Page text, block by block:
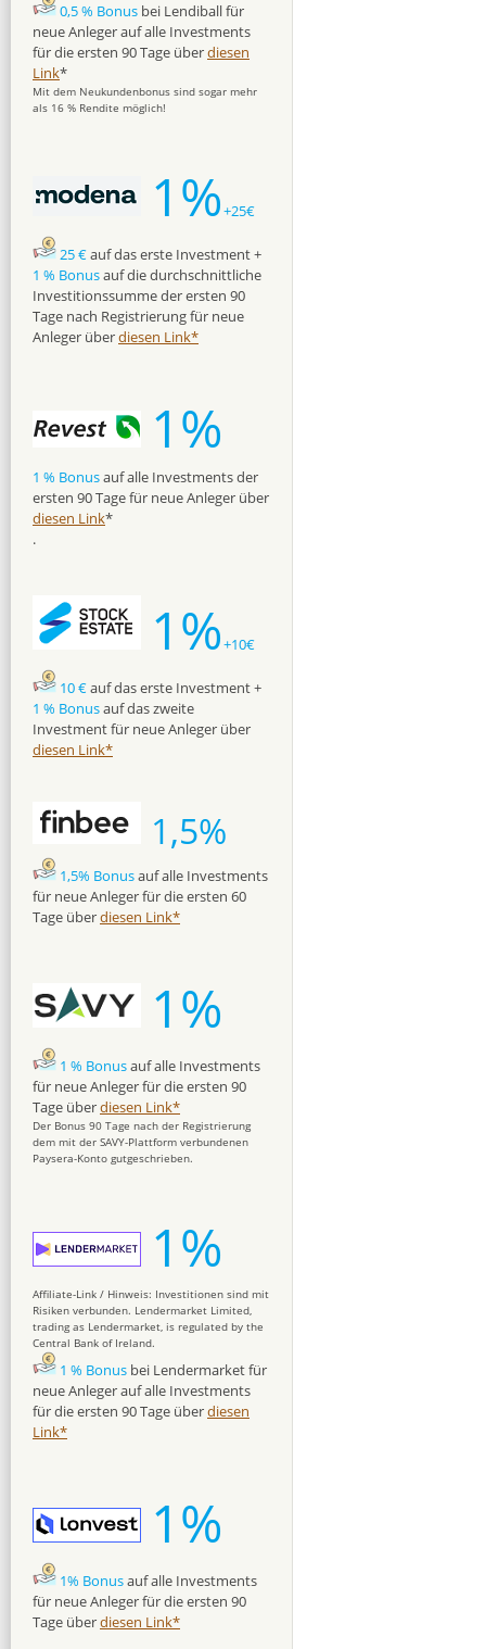
0,5 % Bonus bei Lendiball für
neue Anleger auf alle Investments
für die ersten 90 Tage überdiesen
Link*
Mit dem Neukundenbonus sind sogar mehr
als 16 % Rendite möglich!
1%+25€
25 €auf das erste Investment +
1 % Bonusauf die durchschnittliche
Investitionssumme der ersten 90
Tage nach Registrierung für neue
Anleger überdiesen Link*
1%
1 % Bonusauf alle Investments der
ersten 90 Tage für neue Anleger über
diesen Link*
.
1%+10€
10 €auf das erste Investment +
1 % Bonusauf das zweite
Investment für neue Anleger über
diesen Link*
1,5%
1,5% Bonusauf alle Investments
für neue Anleger für die ersten 60
Tage überdiesen Link*
1%
1 % Bonusauf alle Investments
für neue Anleger für die ersten 90
Tage überdiesen Link*
Der Bonus 90 Tage nach der Registrierung
dem mit der SAVY-Plattform verbundenen
Paysera-Konto gutgeschrieben.
1%
Affiliate-Link / Hinweis: Investitionen sind mit
Risiken verbunden. Lendermarket Limited,
trading as Lendermarket, is regulated by the
Central Bank of Ireland.
1 % Bonus bei Lendermarket für
neue Anleger auf alle Investments
für die ersten 90 Tage überdiesen
Link*
1%
1% Bonusauf alle Investments
für neue Anleger für die ersten 90
Tage überdiesen Link*